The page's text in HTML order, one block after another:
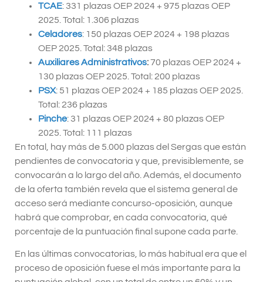
TCAE: 331 plazas OEP 2024 + 975 plazas OEP
2025. Total: 1.306 plazas
Celadores: 150 plazas OEP 2024 + 198 plazas
OEP 2025. Total: 348 plazas
Auxiliares Administrativos:70 plazas OEP 2024 +
130 plazas OEP 2025. Total: 200 plazas
PSX: 51 plazas OEP 2024 + 185 plazas OEP 2025.
Total: 236 plazas
Pinche: 31 plazas OEP 2024 + 80 plazas OEP
2025. Total: 111 plazas
En total, hay más de 5.000 plazas del Sergas que están
pendientes de convocatoria y que, previsiblemente, se
convocarán a lo largo del año. Además, el documento
de la oferta también revela que el sistema general de
acceso será mediante concurso-oposición, aunque
habrá que comprobar, en cada convocatoria, qué
porcentaje de la puntuación final supone cada parte.
En las últimas convocatorias, lo más habitual era que el
proceso de oposición fuese el más importante para la